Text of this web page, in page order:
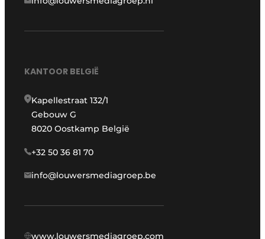
KANTOOR BELGIË
Kapellestraat 132/1
Gebouw G
8020 Oostkamp België
+32 50 36 81 70
info@louwersmediagroep.be
www.louwersmediagroep.com